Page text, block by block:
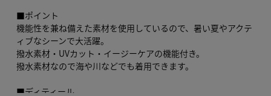
■ポイント
機能性を兼ね備えた素材を使用しているので、暑い夏やアクテ
ィブなシーンで大活躍。
撥水素材・UVカット・イージーケアの機能付き。
撥水素材なので海や川などでも着用できます。
■ディティール